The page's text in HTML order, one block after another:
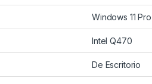
Windows 11 Pro
Intel Q470
De Escritorio